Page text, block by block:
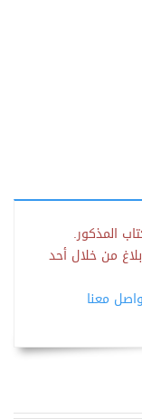
المذكور.
من خلال أحد
معنا